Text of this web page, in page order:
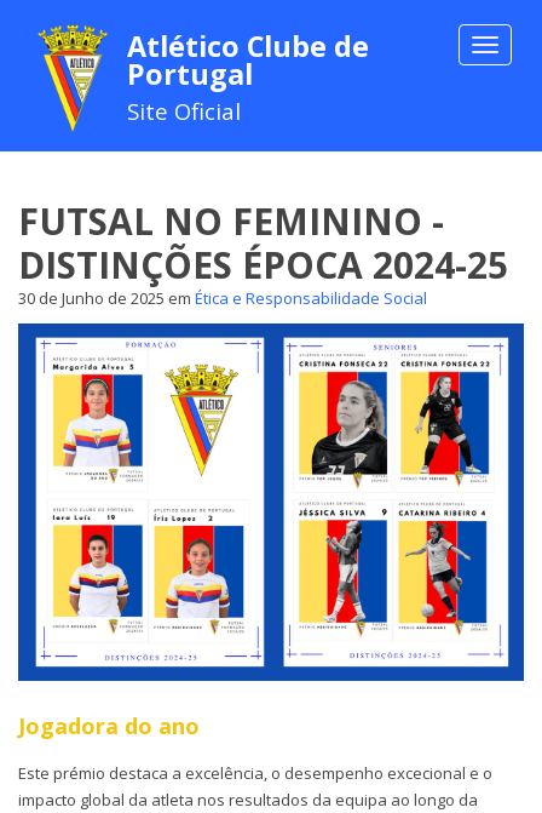
Toggle
Atlético Clube de
Portugal
Site Oficial
FUTSAL NO FEMININO -
DISTINÇÕES ÉPOCA 2024-25
30 de Junho de 2025 em Ética e Responsabilidade Social
Jogadora do ano
Este prémio destaca a excelência, o desempenho excecional e o
impacto global da atleta nos resultados da equipa ao longo da